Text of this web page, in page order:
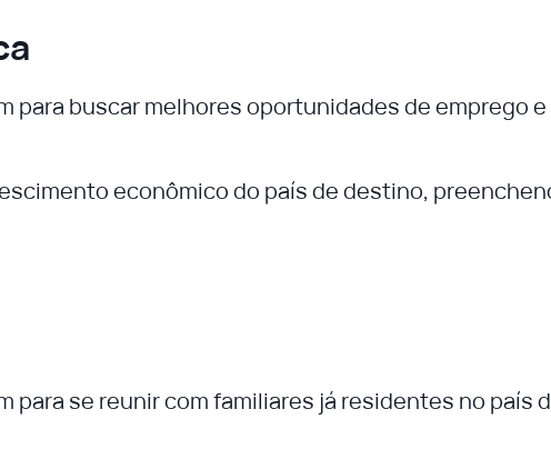
para buscar melhores oportunidades de emprego e
econômico do país de destino,
para se reunir com familiares já residentes no país